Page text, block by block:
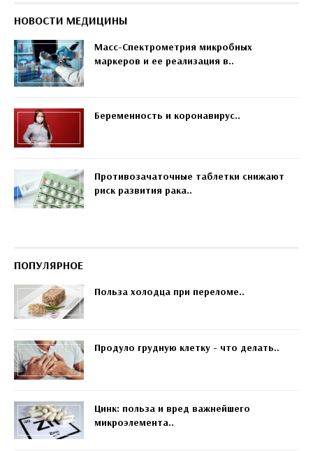
НОВОСТИ МЕДИЦИНЫ
Масс-Спектрометрия микробных
маркеров и ее реализация в..
Беременность и коронавирус..
Противозачаточные таблетки снижают
риск развития рака..
ПОПУЛЯРНОЕ
Польза холодца при переломе..
Продуло грудную клетку - что делать..
Цинк: польза и вред важнейшего
микроэлемента..